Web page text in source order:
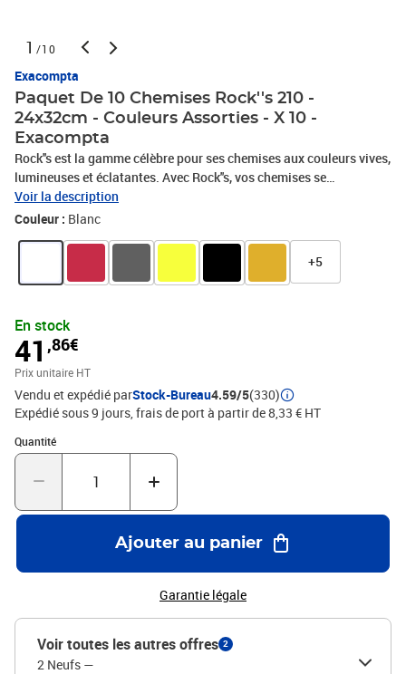
1 /10
Exacompta
Paquet De 10 Chemises Rock''s 210 -
24x32cm - Couleurs Assorties - X 10 -
Exacompta
Rock''s est la gamme célèbre pour ses chemises aux couleurs vives,
lumineuses et éclatantes. Avec Rock''s, vos chemises se
distinguent et votre classement couleur devient facile à repérer
pour une meilleure organisation de vos dossiers. La carte est
gérées durablement. Elle est fabriquée localement dans les usines
du Groupe Exacompta-Clairefontaine. Garantié 100 ans
d'archivage, cette chemise accompagne votre classement pour
particuliers, les TPE, les cabinets...
Voir la description
Couleur : Blanc
+5
En stock
41 ,86€
Prix unitaire HT
Vendu et expédié parStock-Bureau4.59/5(330)
Expédié sous 9 jours, frais de port à partir de 8,33 € HT
Quantité
Quantité : 1
Ajouter au panier
Garantie légale
Voir toutes les autres offres 2
2 Neufs —